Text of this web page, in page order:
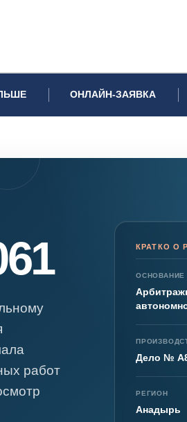
экспертиза
экспертиза
экспертиза
экспертиза
экспертиза
давности создания документа
ОНЛАЙН-ЗАЯВКА
Заявка на проведение
работ
КРАТКО О
ОСНОВАНИЕ
Дело №
РЕГИОН
Анадырь